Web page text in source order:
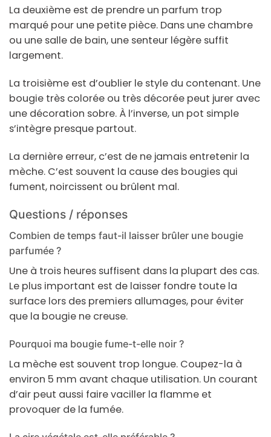
La deuxième est de prendre un parfum trop
marqué pour une petite pièce. Dans une chambre
ou une salle de bain, une senteur légère suffit
largement.
La troisième est d’oublier le style du contenant. Une
bougie très colorée ou très décorée peut jurer avec
une décoration sobre. À l’inverse, un pot simple
s’intègre presque partout.
La dernière erreur, c’est de ne jamais entretenir la
mèche. C’est souvent la cause des bougies qui
fument, noircissent ou brûlent mal.
Questions / réponses
Combien de temps faut-il laisser brûler une bougie
parfumée ?
Une à trois heures suffisent dans la plupart des cas.
Le plus important est de laisser fondre toute la
surface lors des premiers allumages, pour éviter
que la bougie ne creuse.
Pourquoi ma bougie fume-t-elle noir ?
La mèche est souvent trop longue. Coupez-la à
environ 5 mm avant chaque utilisation. Un courant
d’air peut aussi faire vaciller la flamme et
provoquer de la fumée.